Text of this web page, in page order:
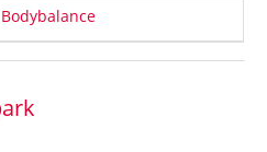
Bodybalance